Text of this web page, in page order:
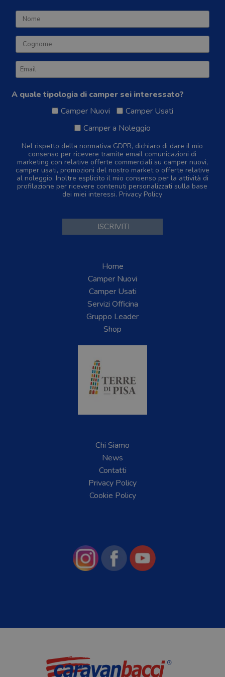
A quale tipologia di camper sei interessato?
Camper Nuovi
Camper Usati
Camper a Noleggio
Nel rispetto della normativa GDPR, dichiaro di dare il mio
consenso per ricevere tramite email comunicazioni di
marketing con relative offerte commerciali su camper nuovi,
camper usati, promozioni del nostro market o offerte relative
al noleggio. Inoltre esplicito il mio consenso per la attività di
profilazione per ricevere contenuti personalizzati sulla base
dei miei interessi. Privacy Policy
Home
Camper Nuovi
Camper Usati
Servizi Officina
Gruppo Leader
Shop
Chi Siamo
News
Contatti
Privacy Policy
Cookie Policy